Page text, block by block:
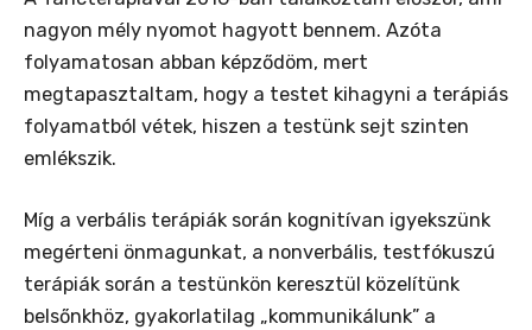
nagyon mély nyomot hagyott bennem. Azóta
folyamatosan abban képződöm, mert
megtapasztaltam, hogy a testet kihagyni a terápiás
folyamatból vétek, hiszen a testünk sejt szinten
emlékszik.
Míg a verbális terápiák során kognitívan igyekszünk
megérteni önmagunkat, a nonverbális, testfókuszú
terápiák során a testünkön keresztül közelítünk
belsőnkhöz, gyakorlatilag „kommunikálunk” a